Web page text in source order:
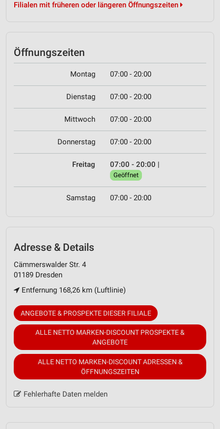
Filialen mit früheren oder längeren Öffnungszeiten
Öffnungszeiten
Montag 07:00 - 20:00
Dienstag 07:00 - 20:00
Mittwoch 07:00 - 20:00
Donnerstag 07:00 - 20:00
Freitag 07:00 - 20:00 |
Geöffnet
Samstag 07:00 - 20:00
Adresse & Details
Cämmerswalder Str. 4
01189 Dresden
Entfernung 168,26 km (Luftlinie)
ANGEBOTE & PROSPEKTE DIESER FILIALE
ALLE NETTO MARKEN-DISCOUNT PROSPEKTE &
ANGEBOTE
ALLE NETTO MARKEN-DISCOUNT ADRESSEN &
ÖFFNUNGSZEITEN
Fehlerhafte Daten melden